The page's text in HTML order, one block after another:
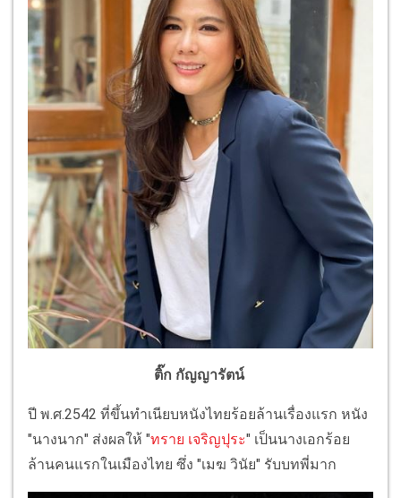
ติ๊ก กัญญารัตน์
ปี พ.ศ.2542 ที่ขึ้นทำเนียบหนังไทยร้อยล้านเรื่องแรก หนัง
"นางนาก" ส่งผลให้ "ทราย เจริญปุระ" เป็นนางเอกร้อย
ล้านคนแรกในเมืองไทย ซึ่ง "เมฆ วินัย" รับบทพี่มาก